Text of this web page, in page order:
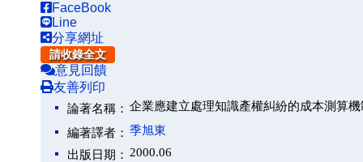
FaceBook
Line
分享網址
請收錄全文
意見回饋
友善列印
論著名稱： 企業應建立處理知識產權糾紛的成本測算機
編著譯者： 季旭東
出版日期： 2000.06